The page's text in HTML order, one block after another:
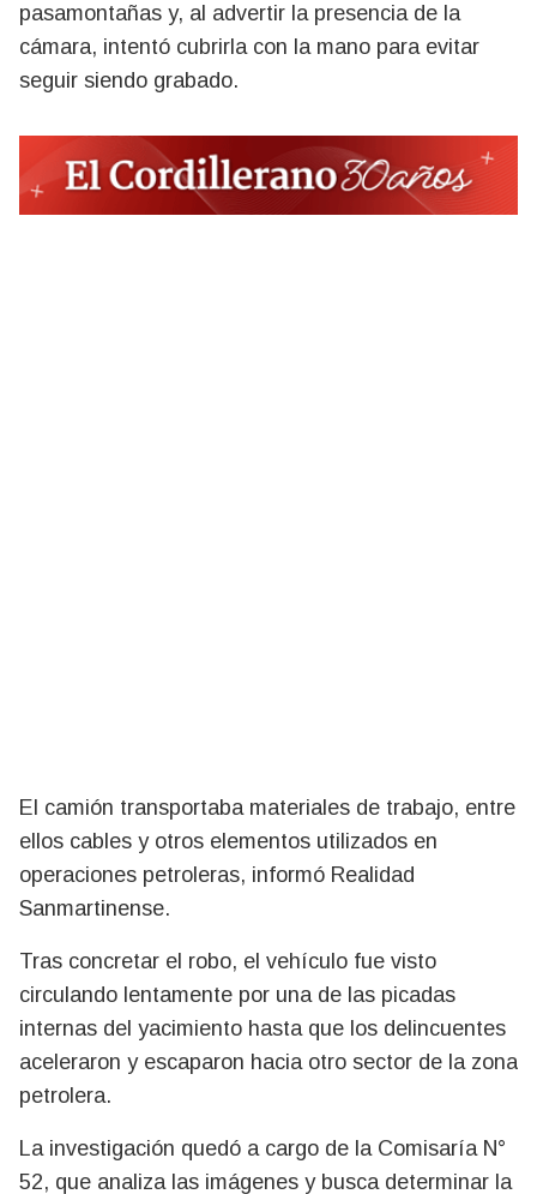
pasamontañas y, al advertir la presencia de la
cámara, intentó cubrirla con la mano para evitar
seguir siendo grabado.
El camión transportaba materiales de trabajo, entre
ellos cables y otros elementos utilizados en
operaciones petroleras, informó Realidad
Sanmartinense.
Tras concretar el robo, el vehículo fue visto
circulando lentamente por una de las picadas
internas del yacimiento hasta que los delincuentes
aceleraron y escaparon hacia otro sector de la zona
petrolera.
La investigación quedó a cargo de la Comisaría N°
52, que analiza las imágenes y busca determinar la